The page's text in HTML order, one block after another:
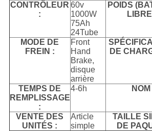
CONTRÔLEUR
:
60v
1000W
75Ah
24Tube
POIDS
MODE DE
FREIN :
Front
Hand
Brake,
disque
arrière
DE
TEMPS DE
REMPLISSAGE
:
4-6h NOM
VENTE DES
UNITÉS :
Article
simple
TAILLE
DE